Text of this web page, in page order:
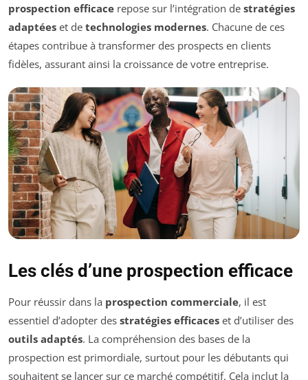
prospection efficace repose sur l’intégration de stratégies
adaptées et de technologies modernes. Chacune de ces
étapes contribue à transformer des prospects en clients
fidèles, assurant ainsi la croissance de votre entreprise.
Les clés d’une prospection efficace
Pour réussir dans la prospection commerciale, il est
essentiel d’adopter des stratégies efficaces et d’utiliser des
outils adaptés. La compréhension des bases de la
prospection est primordiale, surtout pour les débutants qui
souhaitent se lancer sur ce marché compétitif. Cela inclut la